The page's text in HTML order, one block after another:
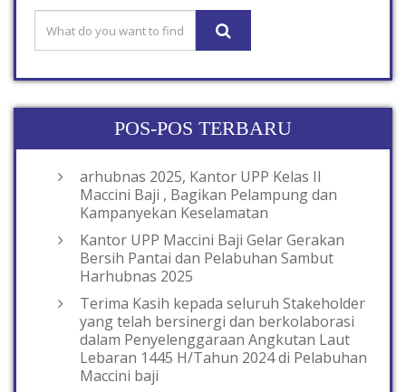
POS-POS TERBARU
arhubnas 2025, Kantor UPP Kelas II
Maccini Baji , Bagikan Pelampung dan
Kampanyekan Keselamatan
Kantor UPP Maccini Baji Gelar Gerakan
Bersih Pantai dan Pelabuhan Sambut
Harhubnas 2025
Terima Kasih kepada seluruh Stakeholder
yang telah bersinergi dan berkolaborasi
dalam Penyelenggaraan Angkutan Laut
Lebaran 1445 H/Tahun 2024 di Pelabuhan
Maccini baji